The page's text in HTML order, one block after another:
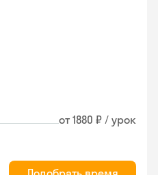
от 1880 ₽ / урок